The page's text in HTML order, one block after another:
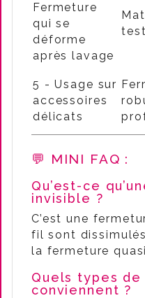
Fermeture
qui se
déforme
après lavage
5 - Usage sur
accessoires
délicats
💬 MINI FAQ :
Qu’est-ce
invisible ?
C’est une
fil sont
la fermeture
Quels types
conviennent ?